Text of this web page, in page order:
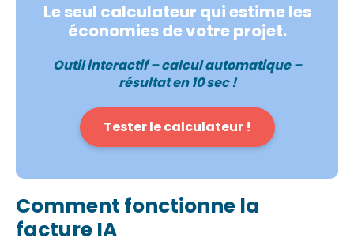
Le seul calculateur qui estime les
économies de votre projet.
Outil interactif – calcul automatique –
résultat en 10 sec !
Tester le calculateur !
Comment fonctionne la
facture IA